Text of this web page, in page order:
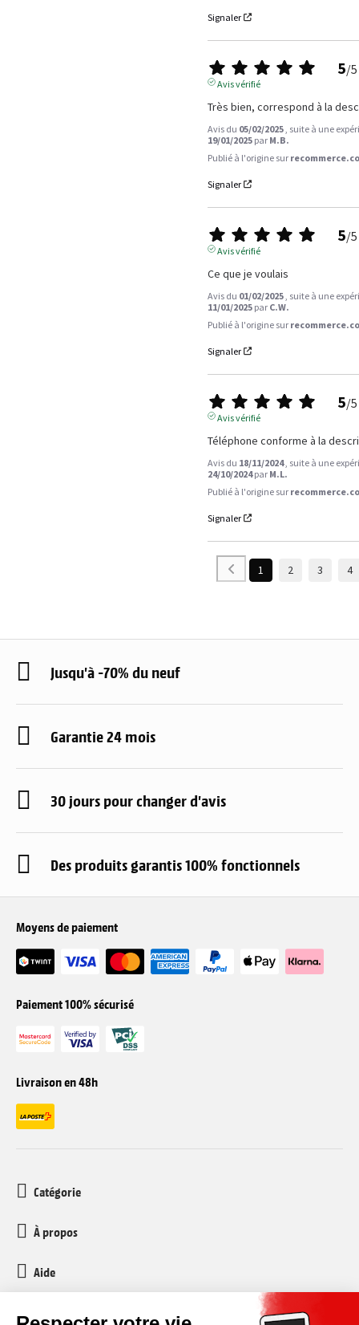
Signaler
5/5
Avis vérifié
Très bien, correspond à la
Avis du 05/02/2025 , suite à une
19/01/2025 par M.B.
Publié à l'origine sur
Signaler
5/5
Avis vérifié
Ce que je voulais
Avis du 01/02/2025 , suite à une
11/01/2025 par C.W.
Publié à l'origine sur
Signaler
5/5
Avis vérifié
Téléphone conforme à la
Avis du 18/11/2024 , suite à une
24/10/2024 par M.L.
Publié à l'origine sur
Signaler
1 2 3 4
Jusqu'à -70% du neuf
Garantie 24 mois
30 jours pour changer d'avis
Des produits garantis 100% fonctionnels
Moyens de paiement
Paiement 100% sécurisé
Livraison en 48h
Catégorie
À propos
Aide
Service client